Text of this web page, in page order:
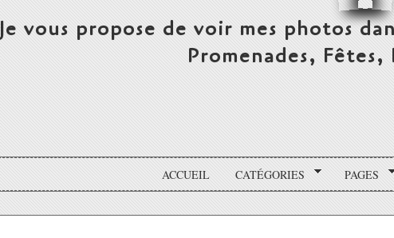
Je vous propose de voir mes photos
Promenades,
ACCUEIL CATÉGORIES PAGES